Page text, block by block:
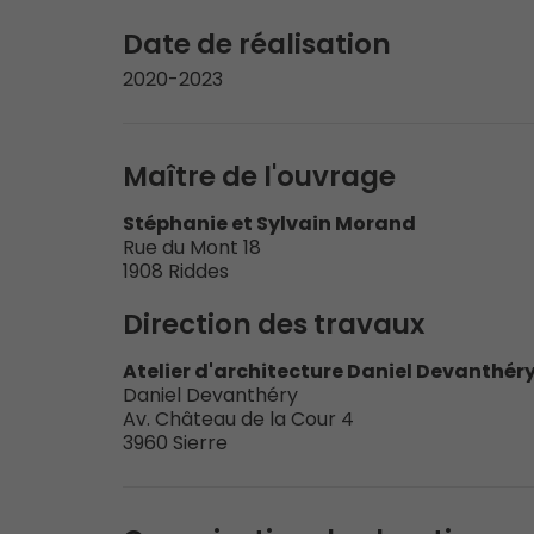
Date de réalisation
2020-2023
Maître de l'ouvrage
Stéphanie et Sylvain Morand
Rue du Mont 18
1908 Riddes
Direction des travaux
Atelier d'architecture Daniel
Daniel Devanthéry
Av. Château de la Cour 4
3960 Sierre